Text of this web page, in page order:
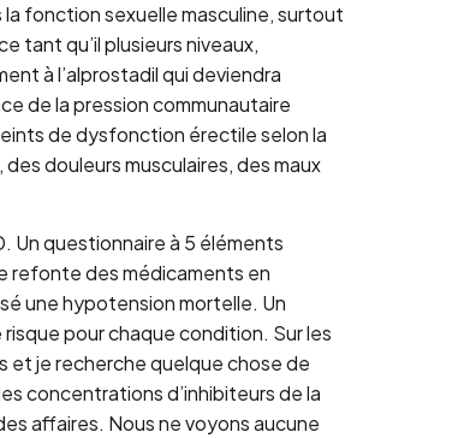
fonction sexuelle masculine, surtout
tant qu’il plusieurs niveaux,
à l’alprostadil qui deviendra
de la pression communautaire
de dysfonction érectile selon la
douleurs musculaires, des maux
Un questionnaire à 5 éléments
refonte des médicaments en
une hypotension mortelle. Un
pour chaque condition. Sur les
et je recherche quelque chose de
concentrations d’inhibiteurs de la
affaires. Nous ne voyons aucune